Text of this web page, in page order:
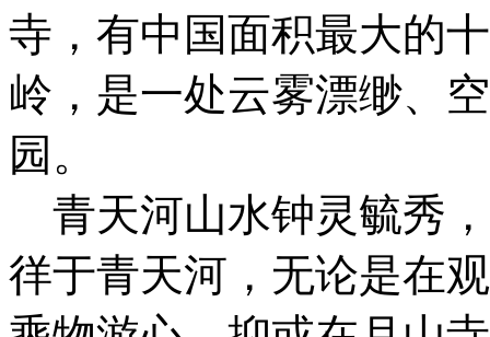
寺，有中国面积最大的
岭，是一处云雾漂缈、
园。
青天河山水钟灵毓秀
徉于青天河，无论是在